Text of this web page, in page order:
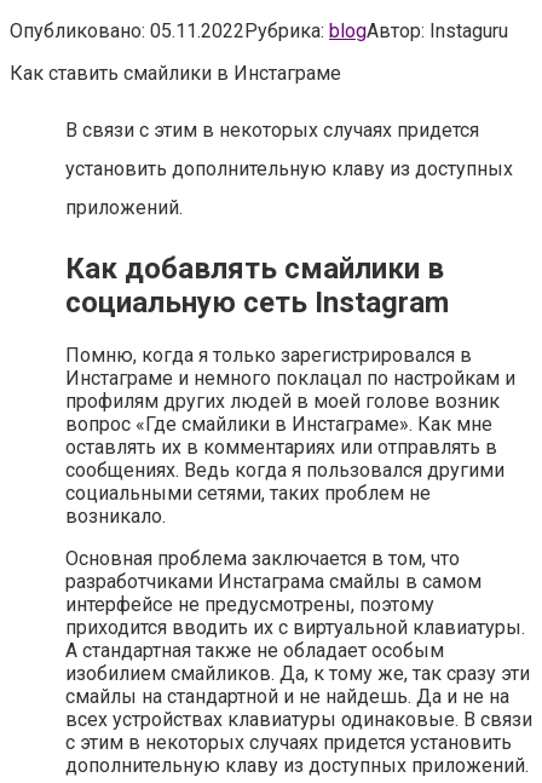
Опубликовано: 05.11.2022Рубрика: blogАвтор: Instaguru
Как ставить смайлики в Инстаграме
В связи с этим в некоторых случаях придется
установить дополнительную клаву из доступных
приложений.
Как добавлять смайлики в
социальную сеть Instagram
Помню, когда я только зарегистрировался в
Инстаграме и немного поклацал по настройкам и
профилям других людей в моей голове возник
вопрос «Где смайлики в Инстаграме». Как мне
оставлять их в комментариях или отправлять в
сообщениях. Ведь когда я пользовался другими
социальными сетями, таких проблем не
возникало.
Основная проблема заключается в том, что
разработчиками Инстаграма смайлы в самом
интерфейсе не предусмотрены, поэтому
приходится вводить их с виртуальной клавиатуры.
А стандартная также не обладает особым
изобилием смайликов. Да, к тому же, так сразу эти
смайлы на стандартной и не найдешь. Да и не на
всех устройствах клавиатуры одинаковые. В связи
с этим в некоторых случаях придется установить
дополнительную клаву из доступных приложений.